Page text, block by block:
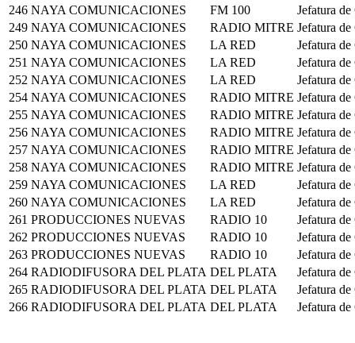
246 NAYA COMUNICACIONES FM 100
Jefatura
249 NAYA COMUNICACIONES RADIO MITRE Jefatura
250 NAYA COMUNICACIONES LA RED
Jefatura
251 NAYA COMUNICACIONES LA RED
Jefatura
252 NAYA COMUNICACIONES LA RED
Jefatura
254 NAYA COMUNICACIONES RADIO MITRE Jefatura
255 NAYA COMUNICACIONES RADIO MITRE Jefatura
256 NAYA COMUNICACIONES RADIO MITRE Jefatura
257 NAYA COMUNICACIONES RADIO MITRE Jefatura
258 NAYA COMUNICACIONES RADIO MITRE Jefatura
259 NAYA COMUNICACIONES LA RED
Jefatura
260 NAYA COMUNICACIONES LA RED
Jefatura
261 PRODUCCIONES NUEVAS RADIO 10
Jefatura
262 PRODUCCIONES NUEVAS RADIO 10
Jefatura
263 PRODUCCIONES NUEVAS RADIO 10
Jefatura
264 RADIODIFUSORA DEL PLATA DEL PLATA
Jefatura
265 RADIODIFUSORA DEL PLATA DEL PLATA
Jefatura
266 RADIODIFUSORA DEL PLATA DEL PLATA Jefatura